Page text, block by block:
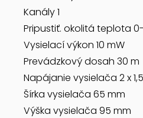
Kanály 1
Pripustiť. okolitá teplota
Vysielací výkon 10 mW
Prevádzkový dosah 30 m
Napájanie vysielača 2 x
Šírka vysielača 65 mm
Výška vysielača 95 mm